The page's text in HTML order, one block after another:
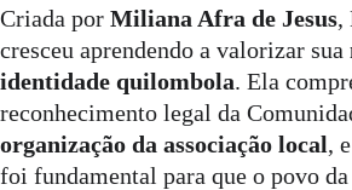
Criada por Miliana Afra de Jesus,
cresceu aprendendo a valorizar sua
identidade quilombola. Ela
reconhecimento legal da
organização da associação local,
foi fundamental para que o povo